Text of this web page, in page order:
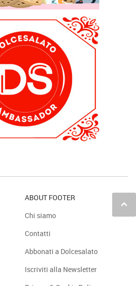
keyboard_arrow_up
ABOUT FOOTER
Chi siamo
Contatti
Abbonati a Dolcesalato
Iscriviti alla Newsletter